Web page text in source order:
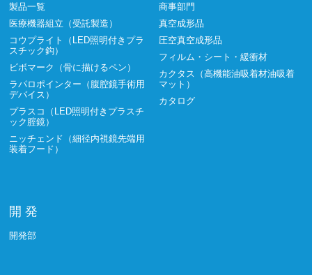
製品一覧
医療機器組立（受託製造）
コウプライト（LED照明付きプラ
スチック鈎）
ビボマーク（骨に描けるペン）
ラパロポインター（腹腔鏡手術用
デバイス）
プラスコ（LED照明付きプラスチ
ック腟鏡）
ニッチェンド（細径内視鏡先端用
装着フード）
商事部門
真空成形品
圧空真空成形品
フィルム・シート・緩衝材
カクタス（高機能油吸着材油吸着
マット）
カタログ
開 発
開発部